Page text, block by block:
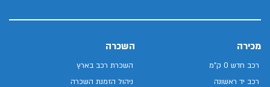
מכירה
רכב חדש 0 ק"מ
רכב יד ראשונה
השכרה
השכרת רכב בארץ
ניהול הזמנת השכרה